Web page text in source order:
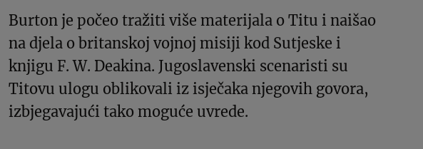
Burton je počeo tražiti više materijala o Titu i naišao
na djela o britanskoj vojnoj misiji kod Sutjeske i
knjigu F. W. Deakina. Jugoslavenski scenaristi su
Titovu ulogu oblikovali iz isječaka njegovih govora,
izbjegavajući tako moguće uvrede.